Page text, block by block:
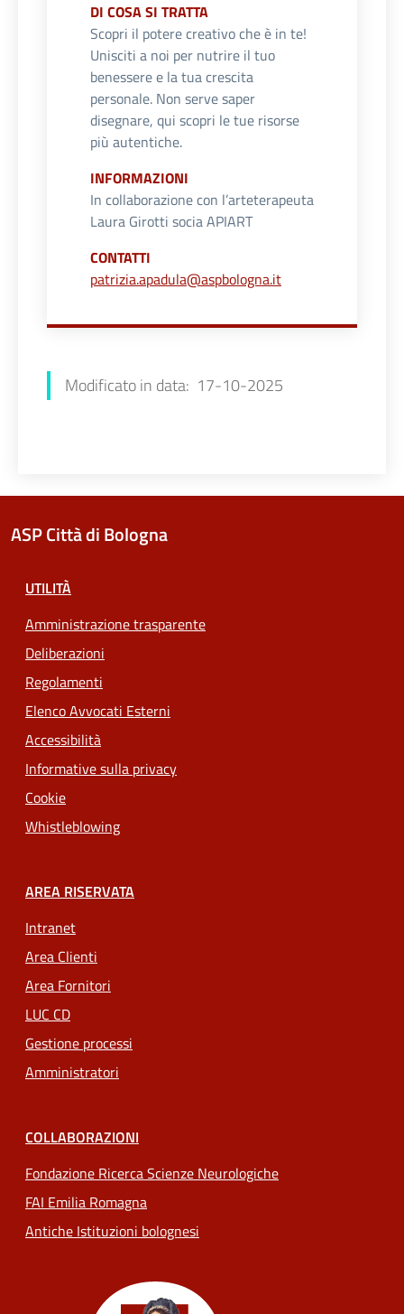
DI COSA SI TRATTA
Scopri il potere creativo che è in te!
Unisciti a noi per nutrire il tuo
benessere e la tua crescita
personale. Non serve saper
disegnare, qui scopri le tue risorse
più autentiche.
INFORMAZIONI
In collaborazione con l’arteterapeuta
Laura Girotti socia APIART
CONTATTI
patrizia.apadula@aspbologna.it
Modificato in data: 17-10-2025
ASP Città di Bologna
UTILITÀ
Amministrazione trasparente
Deliberazioni
Regolamenti
Elenco Avvocati Esterni
Accessibilità
Informative sulla privacy
Cookie
Whistleblowing
AREA RISERVATA
Intranet
Area Clienti
Area Fornitori
LUC CD
Gestione processi
Amministratori
COLLABORAZIONI
Fondazione Ricerca Scienze Neurologiche
FAI Emilia Romagna
Antiche Istituzioni bolognesi